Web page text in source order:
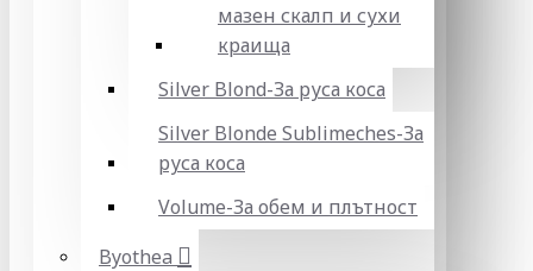
мазен скалп и сухи
краища
Silver Blond-За руса коса
Silver Blonde Sublіmeches-За
руса коса
Volume-За обем и плътност
Byothea